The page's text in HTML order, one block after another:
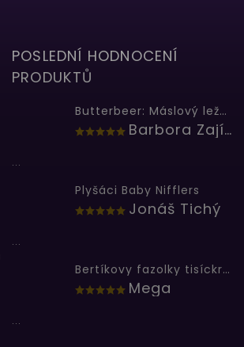
POSLEDNÍ HODNOCENÍ
PRODUKTŮ
Butterbeer: Máslový ležák
Barbora Zajícová
...
Plyšáci Baby Nifflers
Jonáš Tichý
...
Bertíkovy fazolky tisíckrát jinak
Mega
...